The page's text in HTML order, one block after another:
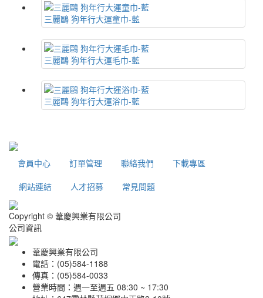
三麗鷗 狗年行大運童巾-藍
三麗鷗 狗年行大運毛巾-藍
三麗鷗 狗年行大運浴巾-藍
會員中心 訂單管理 聯絡我們
下載專區
網站連結
人才招募 常見問題
Copyright © 葦慶興業有限公司
公司資訊
葦慶興業有限公司
電話：(05)584-1188
傳真：(05)584-0033
營業時間：週一至週五 08:30 ~ 17:30